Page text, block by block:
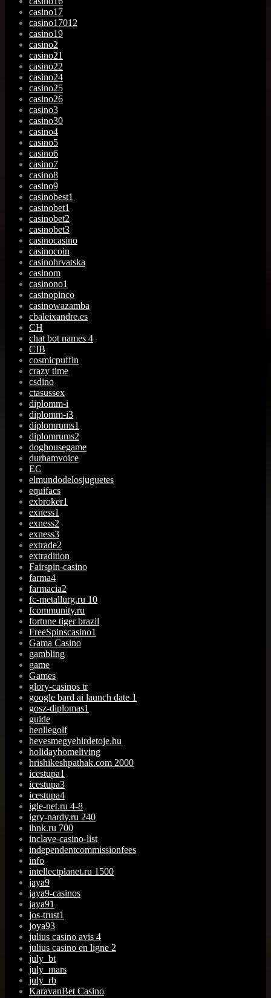
casino17
casino17012
casino19
casino2
casino21
casino22
casino24
casino25
casino26
casino3
casino30
casino4
casino5
casino6
casino7
casino8
casino9
casinobest1
casinobet1
casinobet2
casinobet3
casinocasino
casinocoin
casinohrvatska
casinom
casinono1
casinopinco
casinowazamba
cbaleixandre.es
CH
chat bot names 4
CIB
cosmicpuffin
crazy time
csdino
ctasussex
diplomm-i
diplomm-i3
diplomrums1
diplomrums2
doghousegame
durhamvoice
EC
elmundodelosjuguetes
equifacs
exbroker1
exness1
exness2
exness3
extrade2
extradition
Fairspin-casino
farma4
farmacia2
fc-metallurg.ru 10
fcommunity.ru
fortune tiger brazil
FreeSpinscasino1
Gama Casino
gambling
game
Games
glory-casinos tr
google bard ai launch date 1
gosz-diplomas1
guide
henllegolf
hevesmegyehirdetoje.hu
holidayhomeliving
hrishikeshpathak.com 2000
icestupa1
icestupa3
icestupa4
igle-net.ru 4-8
igry-nardy.ru 240
ihnk.ru 700
inclave-casino-list
independentcommissionfees
info
intellectplanet.ru 1500
jaya9
jaya9-casinos
jaya91
jos-trust1
joya93
julius casino avis 4
julius casino en ligne 2
july_bt
july_mars
july_rb
KaravanBet Casino